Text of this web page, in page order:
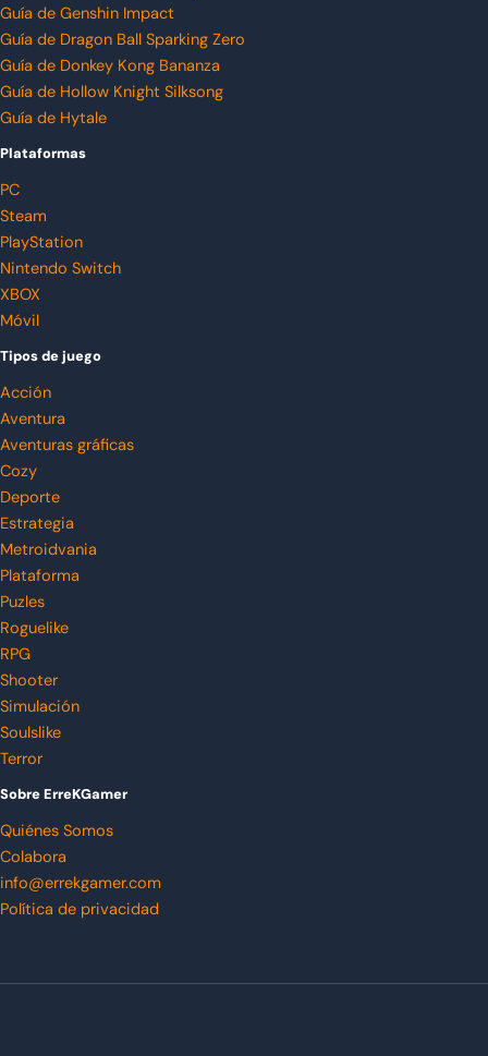
Guía de Genshin Impact
Guía de Dragon Ball Sparking Zero
Guía de Donkey Kong Bananza
Guía de Hollow Knight Silksong
Guía de Hytale
Plataformas
PC
Steam
PlayStation
Nintendo Switch
XBOX
Móvil
Tipos de juego
Acción
Aventura
Aventuras gráficas
Cozy
Deporte
Estrategia
Metroidvania
Plataforma
Puzles
Roguelike
RPG
Shooter
Simulación
Soulslike
Terror
Sobre ErreKGamer
Quiénes Somos
Colabora
info@errekgamer.com
Política de privacidad